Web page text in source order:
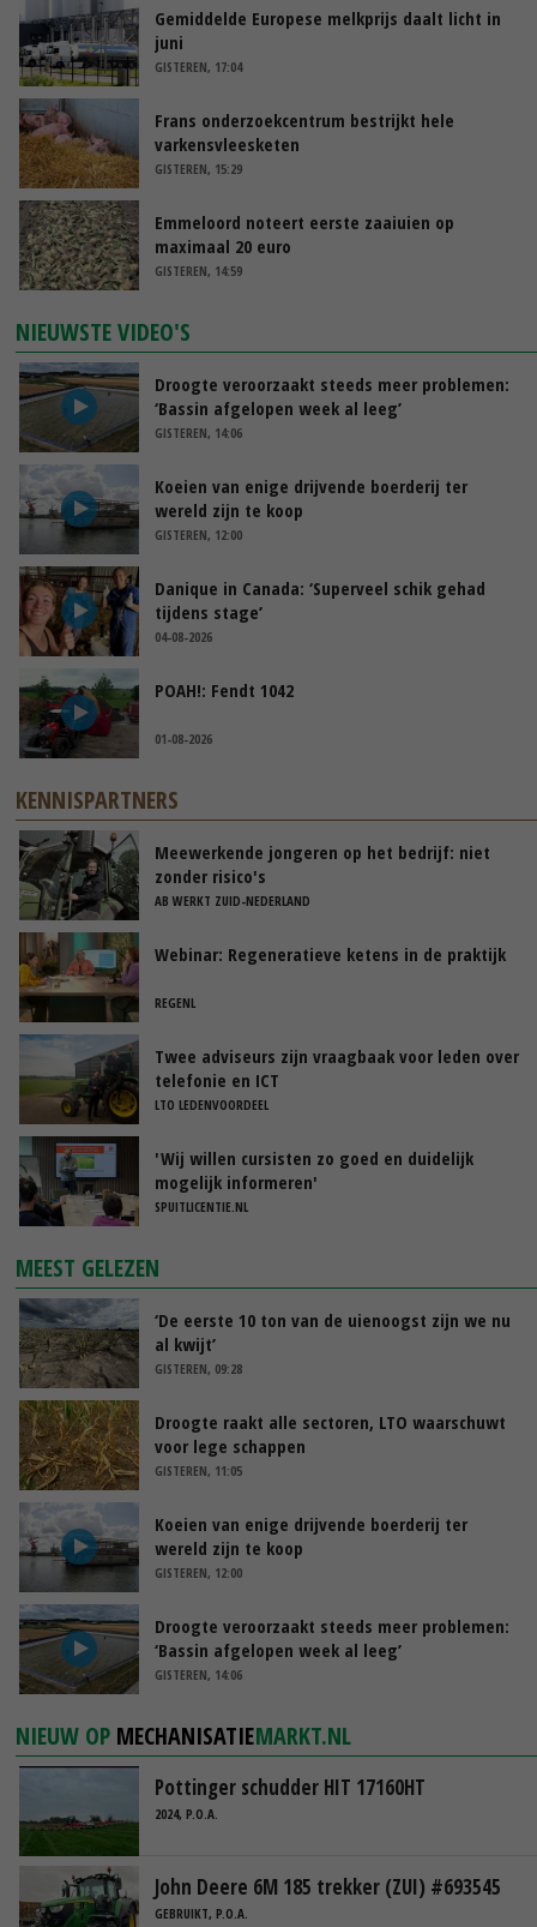
Gemiddelde Europese melkprijs daalt licht in
juni
GISTEREN, 17:04
Frans onderzoekcentrum bestrijkt hele
varkensvleesketen
GISTEREN, 15:29
Emmeloord noteert eerste zaaiuien op
maximaal 20 euro
GISTEREN, 14:59
NIEUWSTE VIDEO'S
Droogte veroorzaakt steeds meer problemen:
‘Bassin afgelopen week al leeg’
GISTEREN, 14:06
Koeien van enige drijvende boerderij ter
wereld zijn te koop
GISTEREN, 12:00
Danique in Canada: ‘Superveel schik gehad
tijdens stage’
04-08-2026
POAH!: Fendt 1042
01-08-2026
KENNISPARTNERS
Meewerkende jongeren op het bedrijf: niet
zonder risico's
AB WERKT ZUID-NEDERLAND
Webinar: Regeneratieve ketens in de praktijk
REGENL
Twee adviseurs zijn vraagbaak voor leden over
telefonie en ICT
LTO LEDENVOORDEEL
'Wij willen cursisten zo goed en duidelijk
mogelijk informeren'
SPUITLICENTIE.NL
MEEST GELEZEN
‘De eerste 10 ton van de uienoogst zijn we nu
al kwijt’
GISTEREN, 09:28
Droogte raakt alle sectoren, LTO waarschuwt
voor lege schappen
GISTEREN, 11:05
Koeien van enige drijvende boerderij ter
wereld zijn te koop
GISTEREN, 12:00
Droogte veroorzaakt steeds meer problemen:
‘Bassin afgelopen week al leeg’
GISTEREN, 14:06
NIEUW OP MECHANISATIEMARKT.NL
Pottinger schudder HIT 17160HT
2024, P.O.A.
John Deere 6M 185 trekker (ZUI) #693545
GEBRUIKT, P.O.A.